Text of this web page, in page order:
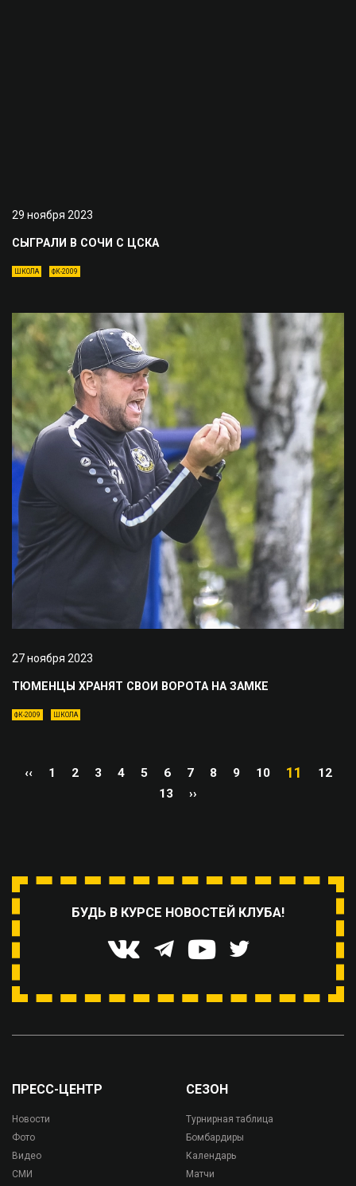
29 ноября 2023
СЫГРАЛИ В СОЧИ С ЦСКА
ШКОЛА ФК-2009
27 ноября 2023
ТЮМЕНЦЫ ХРАНЯТ СВОИ ВОРОТА НА ЗАМКЕ
ФК-2009 ШКОЛА
‹‹ 1 2 3 4 5 6 7 8 9 10 11
12
13
››
БУДЬ В КУРСЕ НОВОСТЕЙ КЛУБА!
ПРЕСС-ЦЕНТР
Новости
Фото
Видео
СМИ
СЕЗОН
Турнирная таблица
Бомбардиры
Календарь
Матчи